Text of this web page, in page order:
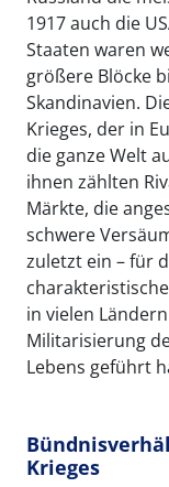
1917 auch die
Staaten waren
größere Blöcke
Skandinavien.
Krieges, der in
die ganze Welt
ihnen zählten
Märkte, die
schwere
zuletzt ein – für
in vielen
Militarisierung
Lebens geführt
Krieges